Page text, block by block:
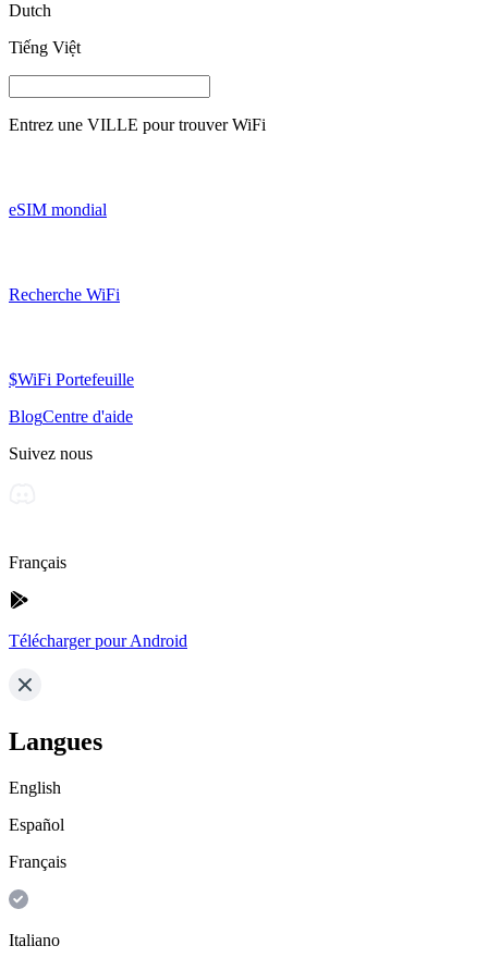
Dutch
Tiếng Việt
Entrez une VILLE pour trouver WiFi
eSIM mondial
Recherche WiFi
$WiFi Portefeuille
BlogCentre d'aide
Suivez nous
Français
Télécharger pour Android
Langues
English
Español
Français
Italiano